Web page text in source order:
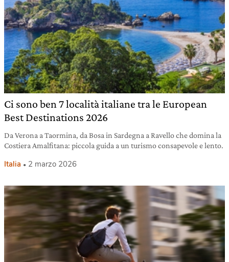
Ci sono ben 7 località italiane tra le European
Best Destinations 2026
Da Verona a Taormina, da Bosa in Sardegna a Ravello che domina la
Costiera Amalfitana: piccola guida a un turismo consapevole e lento.
Italia 2 marzo 2026